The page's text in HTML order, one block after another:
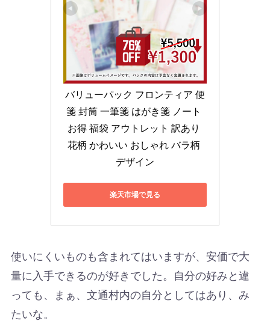
バリューパック フロンティア 便
箋 封筒 一筆箋 はがき箋 ノート
お得 福袋 アウトレット 訳あり
花柄 かわいい おしゃれ バラ柄
デザイン
楽天市場で見る
使いにくいものも含まれてはいますが、安価で大
量に入手できるのが好きでした。自分の好みと違
っても、まぁ、文通村内の自分としてはあり、み
たいな。